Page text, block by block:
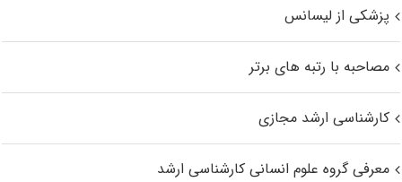
پزشکی از لیسانس
مصاحبه با رتبه های برتر
کارشناسی ارشد مجازی
معرفی گروه علوم انسانی کارشناسی ارشد